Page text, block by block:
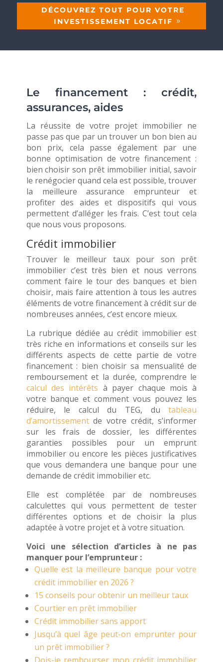
DÉCOUVREZ TOUT POUR VOTRE
INVESTISSEMENT LOCATIF
Le financement : crédit,
assurances, aides
La réussite de votre projet immobilier ne
passe pas que par un trouver un bon bien au
bon prix, cela passe également par une
bonne optimisation de votre financement :
bien choisir son prêt immobilier initial, savoir
le renégocier quand cela est possible, trouver
la meilleure assurance emprunteur et
profiter des aides et dispositifs qui vous
permettent d’alléger les frais. C’est tout cela
que nous vous proposons.
Crédit immobilier
Trouver le meilleur taux pour son prêt
immobilier c’est très bien et nous verrons
comment faire le tour des banques et bien
choisir, mais faire attention à tous les autres
éléments de votre financement à crédit sur de
nombreuses années, c’est encore mieux.
La rubrique dédiée au crédit immobilier est
très riche en informations et conseils sur les
différents aspects de cette partie de votre
financement : bien choisir sa mensualité de
remboursement et la durée, comprendre le
calcul des intérêts à payer chaque mois à
votre banque et comment vous pouvez les
réduire, le calcul du TEG, dutableau
d’amortissementde votre crédit, s’informer
sur les frais de dossier, les différentes
garanties possibles pour un emprunt
immobilier ou encore les pièces justificatives
que vous demandera une banque pour une
demande de crédit immobilier etc.
Elle est complétée par de nombreuses
calculettes qui vous permettent de tester
différentes options et de choisir la plus
adaptée à votre projet et à votre situation.
Voici une sélection d’articles à ne pas
manquer pour l’emprunteur :
Quelle est la meilleure banque pour votre
crédit immobilier en 2026 ?
15 conseils pour obtenir un meilleur taux
Courtier en prêt immobilier
Crédit immobilier sans apport
Jusqu’à quel âge peut-on emprunter pour
un prêt immobilier ?